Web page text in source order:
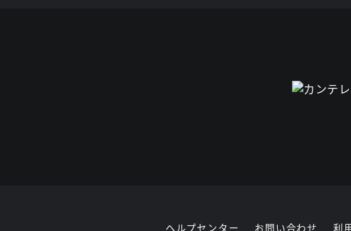
ヘルプセンター お問い合わせ 利